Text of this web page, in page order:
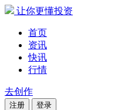
让你更懂投资
首页
资讯
快讯
行情
去创作
注册 登录